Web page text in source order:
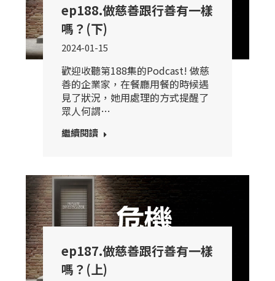
ep188.做慈善跟行善有一樣
嗎？(下)
2024-01-15
歡迎收聽第188集的Podcast! 做慈
善的企業家，在餐廳用餐的時候遇
見了狀況，她用處理的方式提醒了
眾人何謂…
繼續閱讀
ep187.做慈善跟行善有一樣
嗎？(上)